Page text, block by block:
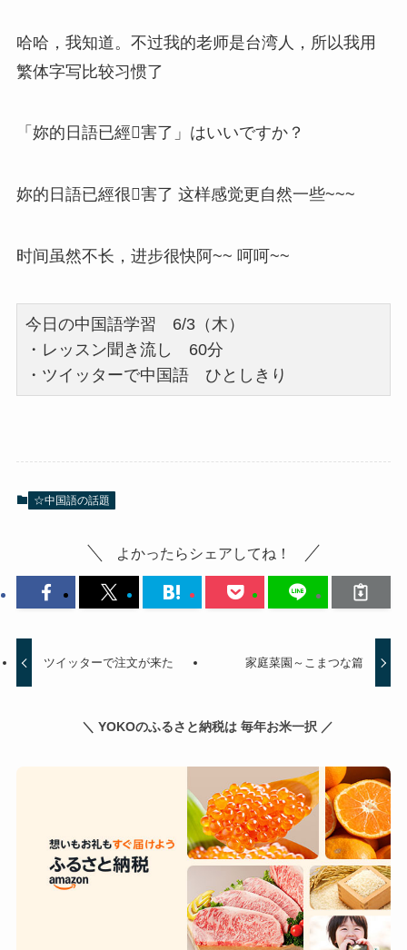
哈哈，我知道。不过我的老师是台湾人，所以我用
繁体字写比较习惯了
「妳的日語已經害了」はいいですか？
妳的日語已經很害了 这样感觉更自然一些~~~
时间虽然不长，进步很快阿~~ 呵呵~~
今日の中国語学習 6/3（木）
・レッスン聞き流し 60分
・ツイッターで中国語 ひとしきり
☆中国語の話題
よかったらシェアしてね！
ツイッターで注文が来た 家庭菜園～こまつな篇
＼ YOKOのふるさと納税は 毎年お米一択 ／